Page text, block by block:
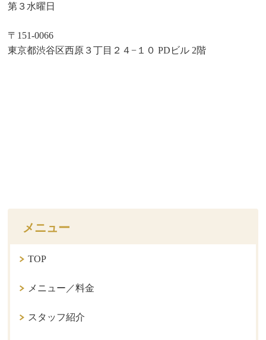
第３水曜日
〒151-0066
東京都渋谷区西原３丁目２４−１０ PDビル 2階
メニュー
TOP
メニュー／料金
スタッフ紹介